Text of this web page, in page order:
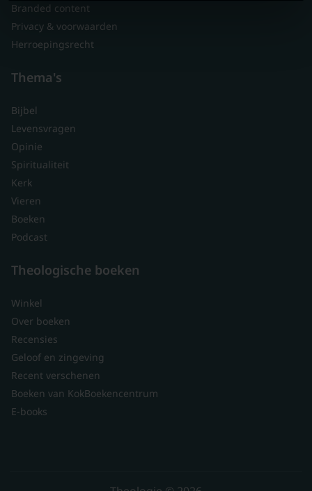
Branded content
Privacy & voorwaarden
Herroepingsrecht
Thema's
Bijbel
Levensvragen
Opinie
Spiritualiteit
Kerk
Vieren
Boeken
Podcast
Theologische boeken
Winkel
Over boeken
Recensies
Geloof en zingeving
Recent verschenen
Boeken van KokBoekencentrum
E-books